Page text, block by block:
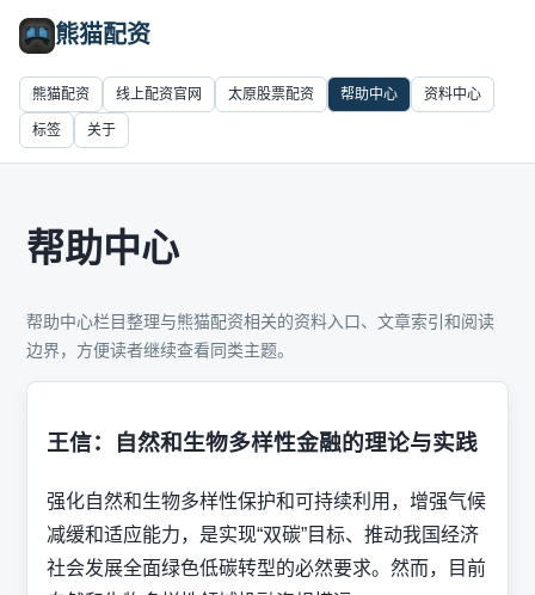
熊猫配资
熊猫配资 线上配资官网 太原股票配资 帮助中心 资料中心
标签 关于
帮助中心
帮助中心栏目整理与熊猫配资相关的资料入口、文章索引和阅读
边界，方便读者继续查看同类主题。
王信：自然和生物多样性金融的理论与实践
强化自然和生物多样性保护和可持续利用，增强气候
减缓和适应能力，是实现“双碳”目标、推动我国经济
社会发展全面绿色低碳转型的必然要求。然而，目前